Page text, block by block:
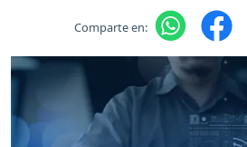
Comparte en: